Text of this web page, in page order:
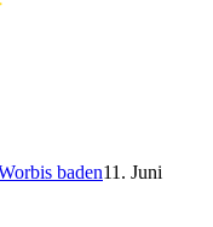
baden11. Juni